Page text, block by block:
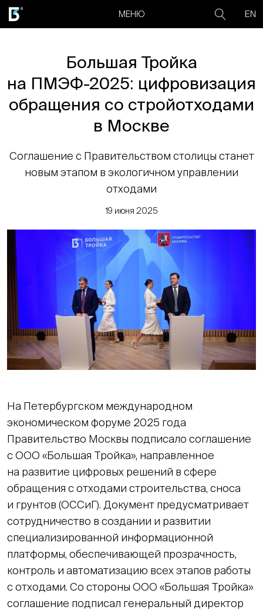
МЕНЮ EN
Большая Тройка
на ПМЭФ-2025: цифровизация
обращения со стройотходами
в Москве
Соглашение с Правительством столицы станет
новым этапом в экологичном управлении
отходами
19 июня 2025
На Петербургском международном
экономическом форуме 2025 года
Правительство Москвы подписало соглашение
с ООО «Большая Тройка», направленное
на развитие цифровых решений в сфере
обращения с отходами строительства, сноса
и грунтов (ОССиГ). Документ предусматривает
сотрудничество в создании и развитии
специализированной информационной
платформы, обеспечивающей прозрачность,
контроль и автоматизацию всех этапов работы
с отходами. Со стороны ООО «Большая Тройка»
соглашение подписал генеральный директор